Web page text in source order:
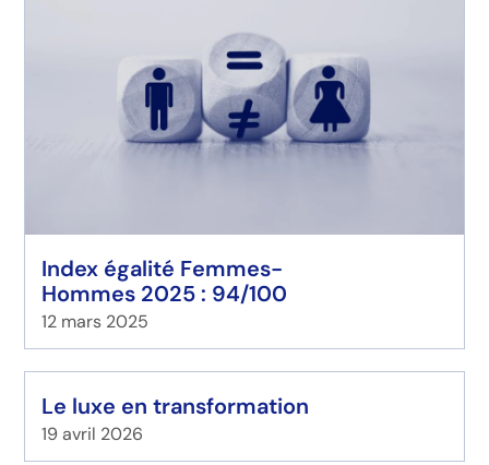
Index égalité Femmes-
Hommes 2025 : 94/100
12 mars 2025
Le luxe en transformation
19 avril 2026